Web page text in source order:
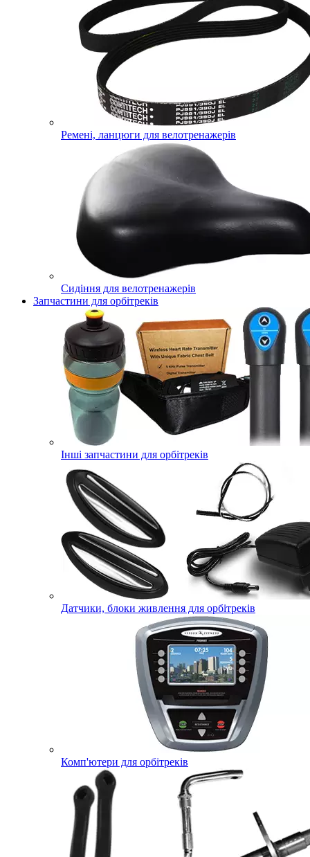
Ремені, ланцюги для велотренажерів
Сидіння для велотренажерів
Запчастини для орбітреків
Інші запчастини для орбітреків
Датчики, блоки живлення для орбітреків
Комп'ютери для орбітреків